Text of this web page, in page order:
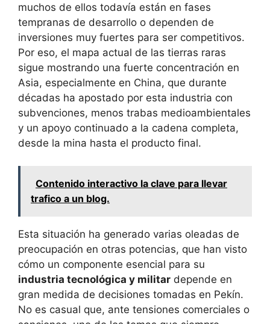
muchos de ellos todavía están en fases
tempranas de desarrollo o dependen de
inversiones muy fuertes para ser competitivos.
Por eso, el mapa actual de las tierras raras
sigue mostrando una fuerte concentración en
Asia, especialmente en China, que durante
décadas ha apostado por esta industria con
subvenciones, menos trabas medioambientales
y un apoyo continuado a la cadena completa,
desde la mina hasta el producto final.
Contenido interactivo la clave para llevar
trafico a un blog.
Esta situación ha generado varias oleadas de
preocupación en otras potencias, que han visto
cómo un componente esencial para su
industria tecnológica y militar depende en
gran medida de decisiones tomadas en Pekín.
No es casual que, ante tensiones comerciales o